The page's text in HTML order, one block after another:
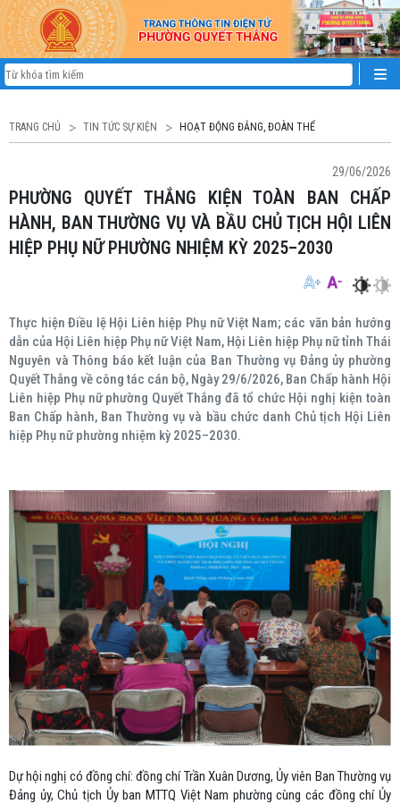
TRANG CHỦ TIN TỨC SỰ KIỆN HOẠT ĐỘNG ĐẢNG, ĐOÀN THỂ
29/06/2026
PHƯỜNG QUYẾT THẮNG KIỆN TOÀN BAN CHẤP
HÀNH, BAN THƯỜNG VỤ VÀ BẦU CHỦ TỊCH HỘI LIÊN
HIỆP PHỤ NỮ PHƯỜNG NHIỆM KỲ 2025–2030
Thực hiện Điều lệ Hội Liên hiệp Phụ nữ Việt Nam; các văn bản hướng
dẫn của Hội Liên hiệp Phụ nữ Việt Nam, Hội Liên hiệp Phụ nữ tỉnh Thái
Nguyên và Thông báo kết luận của Ban Thường vụ Đảng ủy phường
Quyết Thắng về công tác cán bộ, Ngày 29/6/2026, Ban Chấp hành Hội
Liên hiệp Phụ nữ phường Quyết Thắng đã tổ chức Hội nghị kiện toàn
Ban Chấp hành, Ban Thường vụ và bầu chức danh Chủ tịch Hội Liên
hiệp Phụ nữ phường nhiệm kỳ 2025–2030.
Dự hội nghị có đồng chí: đồng chí Trần Xuân Dương, Ủy viên Ban Thường vụ
Đảng ủy, Chủ tịch Ủy ban MTTQ Việt Nam phường cùng các đồng chí Ủy